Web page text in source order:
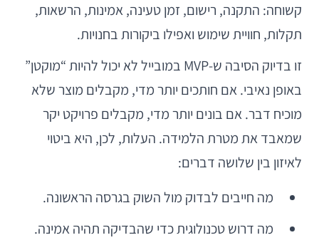
קשוחה: התקנה, רישום, זמן טעינה, אמינות, הרשאות,
תקלות, חוויית שימוש ואפילו ביקורות בחנויות.
זו בדיוק הסיבה ש-MVP במובייל לא יכול להיות “מוקטן”
באופן נאיבי. אם חותכים יותר מדי, מקבלים מוצר שלא
מוכיח דבר. אם בונים יותר מדי, מקבלים פרויקט יקר
שמאבד את מטרת הלמידה. העלות, לכן, היא ביטוי
לאיזון בין שלושה דברים:
מה חייבים לבדוק מול השוק בגרסה הראשונה.
מה דרוש טכנולוגית כדי שהבדיקה תהיה אמינה.